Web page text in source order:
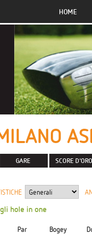
HOME
GARE SCORE D'ORO
hole in one
Par Bogey